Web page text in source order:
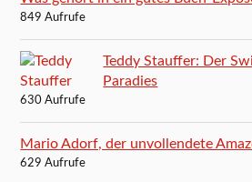
849 Aufrufe
Teddy Stauffer: Der
Paradies
630 Aufrufe
Mario Adorf, der unvollendete
629 Aufrufe